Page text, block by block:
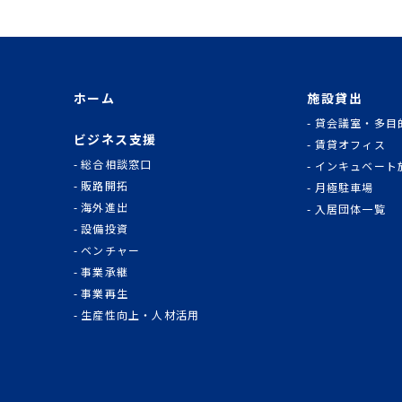
ホーム
ビジネス支援
総合相談窓口
販路開拓
海外進出
設備投資
ベンチャー
事業承継
事業再生
生産性向上・人材活用
施設貸出
貸会議室・多目
賃貸オフィス
インキュベート
月極駐車場
入居団体一覧